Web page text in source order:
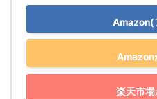
Amazon(
Amazon
楽天市